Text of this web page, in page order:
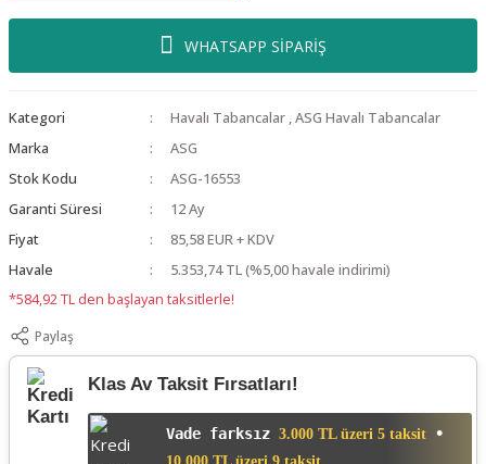
WHATSAPP SİPARİŞ
Kategori Havalı Tabancalar ,ASG Havalı Tabancalar
Marka
ASG
Stok Kodu
ASG-16553
Garanti Süresi
12 Ay
Fiyat
85,58 EUR + KDV
Havale
5.353,74 TL (%5,00 havale indirimi)
*584,92 TL den başlayan taksitlerle!
Paylaş
Klas Av Taksit Fırsatları!
Vade farksız 3.000 TL üzeri 5 taksit •